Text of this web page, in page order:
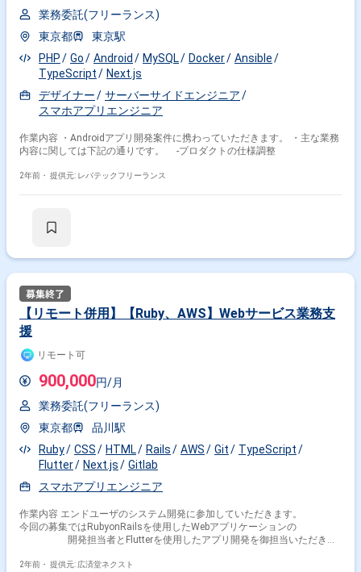
業務委託(フリーランス)
東京都
東京駅
PHP
Go Android MySQL Docker
Ansible
TypeScript
Next.js
デザイナー
サーバーサイドエンジニア
スマホアプリエンジニア
作業内容 ・Androidアプリ開発案件に携わっていただきます。 ・主な業務
内容に関しては下記の通りです。 -プロダクトの仕様調整
2年前・ 提供元: レバテックフリーランス
【リモート併用】【Ruby、AWS】Webサービス業務支
援
リモート可
900,000円/月
業務委託(フリーランス)
東京都
品川駅
Ruby
CSS HTML Rails AWS Git
TypeScript
Flutter
Next.js
Gitlab
スマホアプリエンジニア
作業内容 エンドユーザのシステム開発に参加していただきます。
今回の募集ではRubyonRailsを使用したWebアプリケーションの
開発担当者とFlutterを使用したアプリ開発を御担当いただきま
･ 開発作業の効率化・自動化 ･ ペアプログラミング、モブプ
2年前・ 提供元: 広済堂ネクスト